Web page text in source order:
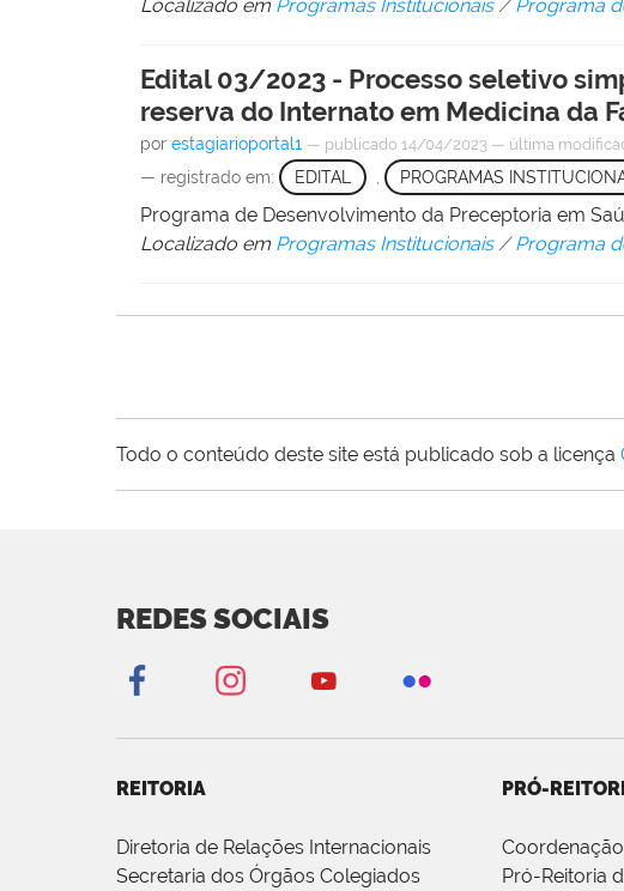
Localizado em Programas Institucionais /Programa
Edital 03/2023 - Processo seletivo
reserva do Internato em Medicina da
porestagiarioportal1 — publicado 14/04/2023 — última
— registrado em: EDITAL PROGRAMAS
Programa de Desenvolvimento da Preceptoria em
Localizado em Programas Institucionais /Programa
Todo o conteúdo deste site está publicado sob a licença
REDES SOCIAIS
REITORIA
Diretoria de Relações Internacionais
Secretaria dos Órgãos Colegiados
PRÓ-
Pró-Reitoria